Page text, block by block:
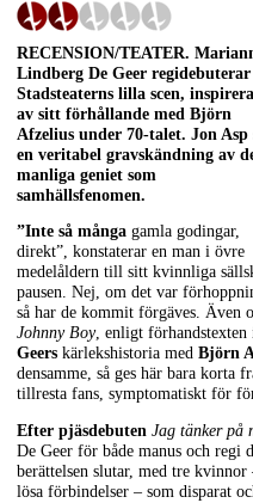
RECENSION/TEATER.
Lindberg De Geer
Stadsteaterns lilla scen,
av sitt förhållande med Björn
Afzelius under 70-talet. Jon Asp
en veritabel gravskändning av
manliga geniet som
samhällsfenomen.
”Inte så många gamla godingar,
direkt”, konstaterar en man i övre
medelåldern till sitt kvinnliga
pausen. Nej, om det var
så har de kommit förgäves. Även
Johnny Boy, enligt förhandstexten
Geers kärlekshistoria med Björn
densamme, så ges här bara korta
tillresta fans, symptomatiskt för
Efter pjäsdebuten Jag tänker på
De Geer för både manus och regi
berättelsen slutar, med tre
lösa förbindelser – som disparat